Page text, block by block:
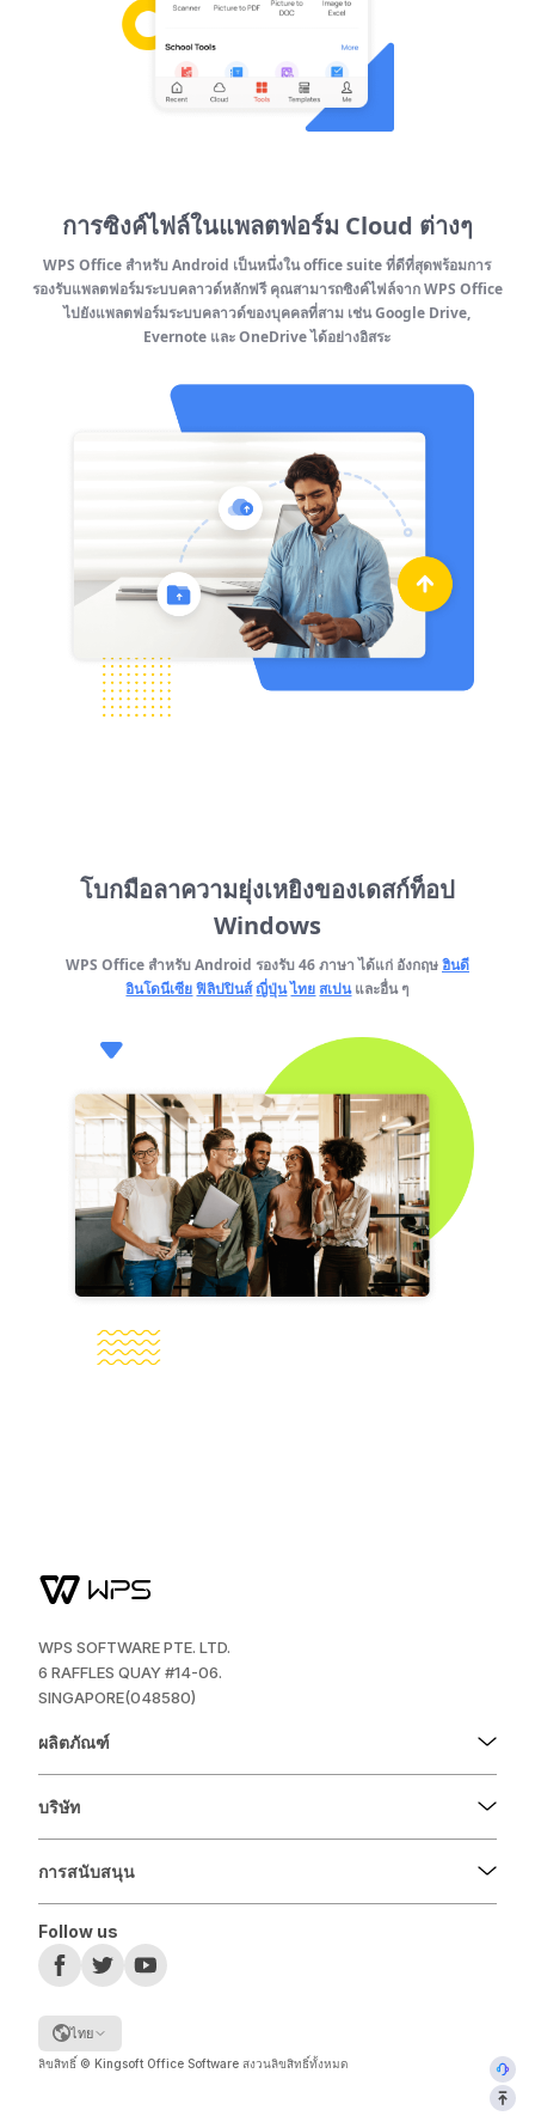
การซิงค์ไฟล์ในแพลตฟอร์ม Cloud ต่างๆ
WPS Office สำหรับ Android เป็นหนึ่งใน office suite ที่ดีที่สุดพร้อมการ
รองรับแพลตฟอร์มระบบคลาวด์หลักฟรี คุณสามารถซิงค์ไฟล์จาก WPS Office
ไปยังแพลตฟอร์มระบบคลาวด์ของบุคคลที่สาม เช่น Google Drive,
Evernote และ OneDrive ได้อย่างอิสระ
โบกมือลาความยุ่งเหยิงของเดสก์ท็อป
Windows
WPS Office สำหรับ Android รองรับ 46 ภาษา ได้แก่ อังกฤษฮินดี
อินโดนีเซีย ฟิลิปปินส์ญี่ปุ่นไทย สเปนและอื่น ๆ
WPS SOFTWARE PTE. LTD.
6 RAFFLES QUAY #14-06.
SINGAPORE(048580)
ผลิตภัณฑ์
บริษัท
การสนับสนุน
Follow us
ไทย
ลิขสิทธิ์ © Kingsoft Office Software สงวนลิขสิทธิ์ทั้งหมด